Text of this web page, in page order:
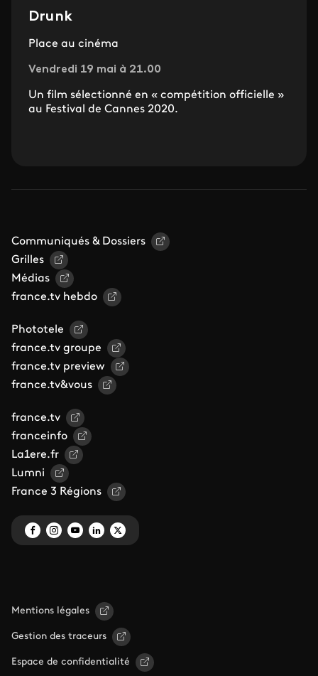
Drunk
Place au cinéma
Vendredi 19 mai à 21.00
Un film sélectionné en « compétition officielle »
au Festival de Cannes 2020.
Communiqués & Dossiers
Grilles
Médias
france.tv hebdo
Phototele
france.tv groupe
france.tv preview
france.tv&vous
france.tv
franceinfo
La1ere.fr
Lumni
France 3 Régions
Mentions légales
Gestion des traceurs
Espace de confidentialité